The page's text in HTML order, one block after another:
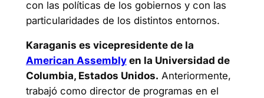
con las políticas de los gobiernos y con las
particularidades de los distintos entornos.
Karaganis es vicepresidente de la
American Assemblyen la Universidad de
Columbia, Estados Unidos. Anteriormente,
trabajó como director de programas en el